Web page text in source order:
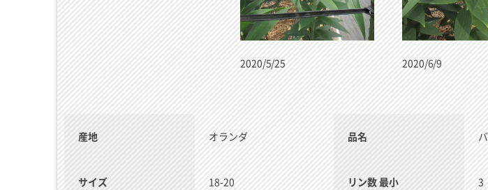
2020/5/25 2020/6/9
産地 オランダ 品名
サイズ 18-20 リン数 最小 3